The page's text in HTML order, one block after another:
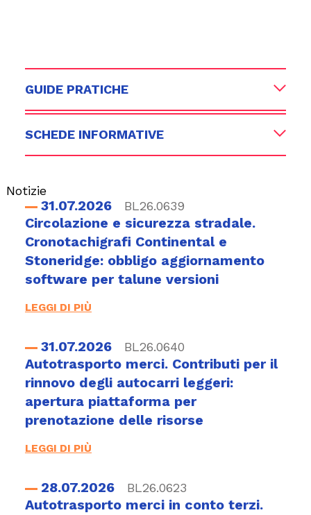
GUIDE PRATICHE
SCHEDE INFORMATIVE
Notizie
31.07.2026 BL26.0639
Circolazione e sicurezza stradale.
Cronotachigrafi Continental e
Stoneridge: obbligo aggiornamento
software per talune versioni
LEGGI DI PIÙ
31.07.2026 BL26.0640
Autotrasporto merci. Contributi per il
rinnovo degli autocarri leggeri:
apertura piattaforma per
prenotazione delle risorse
LEGGI DI PIÙ
28.07.2026 BL26.0623
Autotrasporto merci in conto terzi.